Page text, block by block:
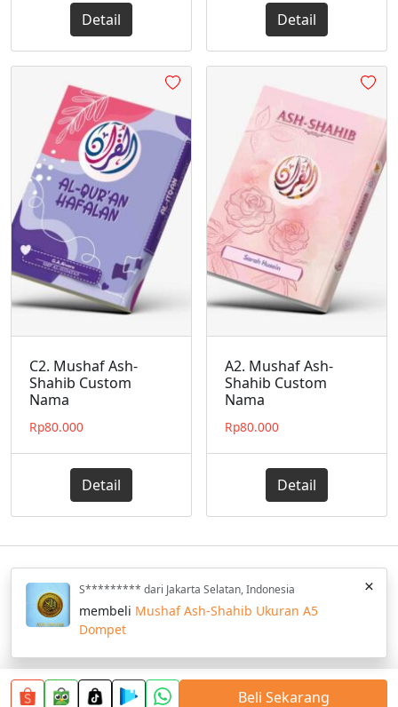
Detail Detail
C2. Mushaf Ash-
Shahib Custom
Nama
Rp80.000
Detail
A2. Mushaf Ash-
Shahib Custom
Nama
Rp80.000
Detail
Home Katalog Blog Privacy Policy FAQ
Wishlist
Hilal Media © 2013 - 2025 All Rights Reserved.
Beli Sekarang
×
S********* dari Jakarta Selatan, Indonesia
membeli Mushaf Ash-Shahib Ukuran A5
Dompet